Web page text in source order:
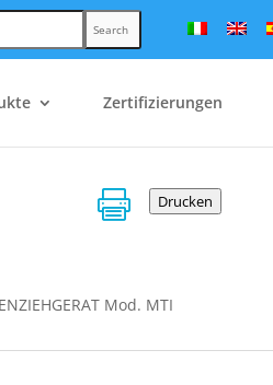
Search
Zertifizierungen
 Drucken
Mod. MTI